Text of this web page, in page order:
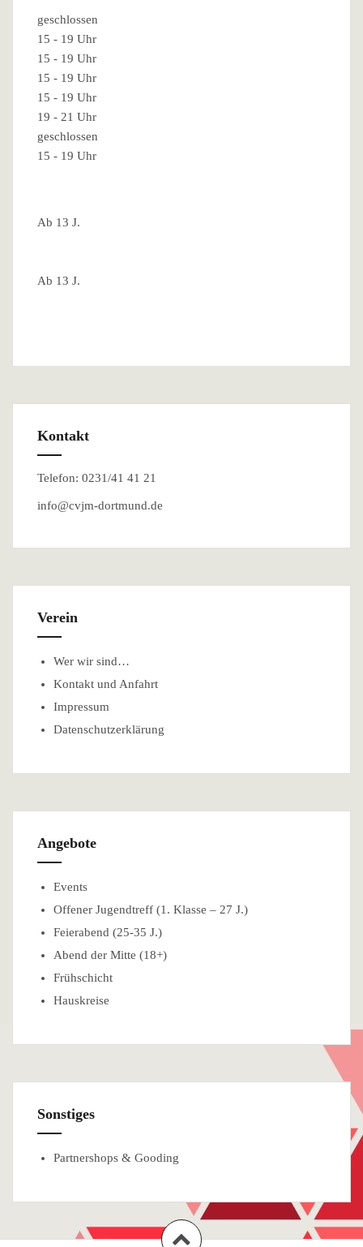
geschlossen
15 - 19 Uhr
15 - 19 Uhr
15 - 19 Uhr
15 - 19 Uhr
19 - 21 Uhr
geschlossen
15 - 19 Uhr
Ab 13 J.
Ab 13 J.
Kontakt
Telefon: 0231/41 41 21
info@cvjm-dortmund.de
Verein
Wer wir sind…
Kontakt und Anfahrt
Impressum
Datenschutzerklärung
Angebote
Events
Offener Jugendtreff (1. Klasse – 27 J.)
Feierabend (25-35 J.)
Abend der Mitte (18+)
Frühschicht
Hauskreise
Sonstiges
Partnershops & Gooding